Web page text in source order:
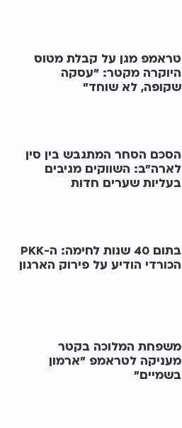
טראמפ מגן על קבלת מטוס
היוקרה מקטר: "עסקה
שקופה, לא שוחד"
הסכם הסחר המתגבש בין סין
לארה"ב: השווקים מגיבים
בעליות שערים חדות
בתום 40 שנות לחימה: ה-PKK
הכורדי הודיע על פירוק הארגון
משפחת המלוכה בקטר
מעניקה לטראמפ "ארמון
בשמיים"